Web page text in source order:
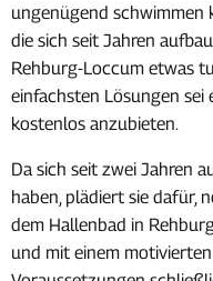
ungenügend schwimmen
die sich seit Jahren
Rehburg-Loccum etwas
einfachsten Lösungen sei
kostenlos anzubieten.
Da sich seit zwei Jahren
haben, plädiert sie dafür,
dem Hallenbad in
und mit einem motivierten